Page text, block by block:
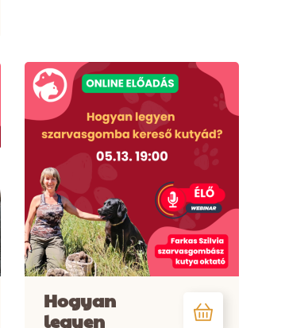
Hogyan
legyen